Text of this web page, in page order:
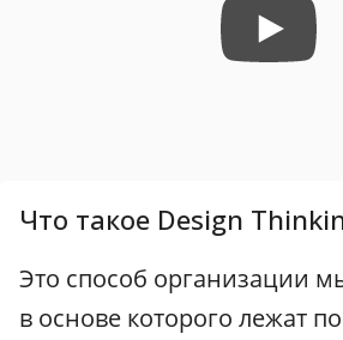
Что такое Design
Это способ организации
в основе которого лежат